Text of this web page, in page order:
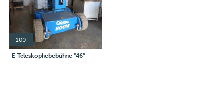
100
E-Teleskophebebühne "46"